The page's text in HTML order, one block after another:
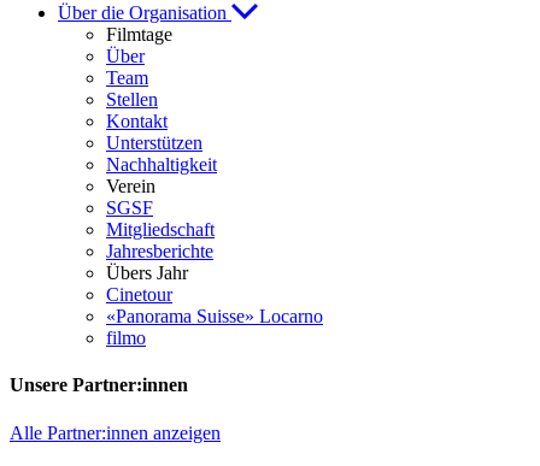
Über die Organisation
Filmtage
Über
Team
Stellen
Kontakt
Unterstützen
Nachhaltigkeit
Verein
SGSF
Mitgliedschaft
Jahresberichte
Übers Jahr
Cinetour
«Panorama Suisse» Locarno
filmo
Unsere Partner:innen
Alle Partner:innen anzeigen